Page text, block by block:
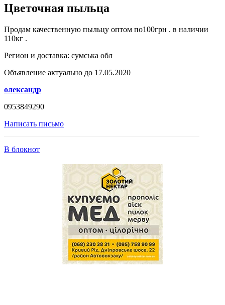
Цветочная пыльца
Продам качественную пыльцу оптом по100грн . в наличии
110кг .
Регион и доставка: сумська обл
Объявление актуально до 17.05.2020
олександр
0953849290
Написать письмо
В блокнот